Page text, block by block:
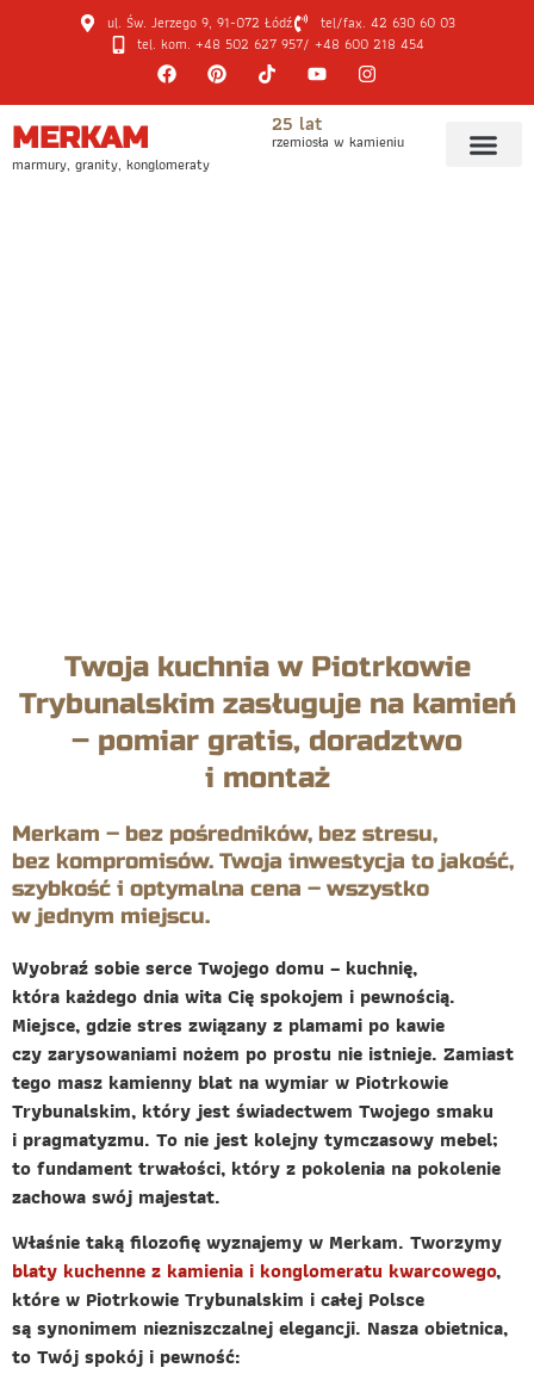
ul. Św. Jerzego 9, 91-072 Łódź
tel/fax. 42 630 60 03
tel. kom. +48 502 627 957/ +48 600 218 454
MERKAM
marmury, granity, konglomeraty
25 lat
rzemiosła w kamieniu
Twoja kuchnia w Piotrkowie
Trybunalskim zasługuje na kamień
– pomiar gratis, doradztwo
i montaż
Merkam – bez pośredników, bez stresu,
bez kompromisów. Twoja inwestycja to jakość,
szybkość i optymalna cena – wszystko
w jednym miejscu.
Wyobraź sobie serce Twojego domu – kuchnię,
która każdego dnia wita Cię spokojem i pewnością.
Miejsce, gdzie stres związany z plamami po kawie
czy zarysowaniami nożem po prostu nie istnieje. Zamiast
tego masz kamienny blat na wymiar w Piotrkowie
Trybunalskim, który jest świadectwem Twojego smaku
i pragmatyzmu. To nie jest kolejny tymczasowy mebel;
to fundament trwałości, który z pokolenia na pokolenie
zachowa swój majestat.
Właśnie taką filozofię wyznajemy w Merkam. Tworzymy
blaty kuchenne z kamienia i konglomeratu kwarcowego,
które w Piotrkowie Trybunalskim i całej Polsce
są synonimem niezniszczalnej elegancji. Nasza obietnica,
to Twój spokój i pewność: